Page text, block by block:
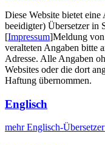
Diese Website bietet
beeidigter) Übersetzer in
[Impressum]Meldung
veralteten Angaben bitte
Adresse. Alle Angaben
Websites oder die dort
Haftung übernommen.
Englisch
mehrEnglisch-Übersetzer